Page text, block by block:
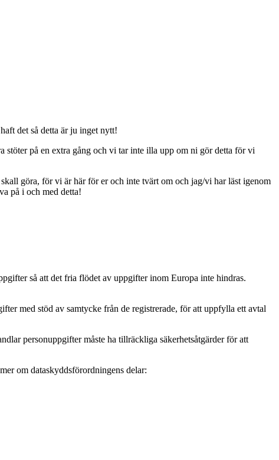
det så detta är ju inget nytt!
på en extra gång och vi tar inte illa upp om ni gör detta för vi
göra, för vi är här för er och inte tvärt om och jag/vi har läst igenom
på i och med detta!
så att det fria flödet av uppgifter inom Europa inte hindras.
med stöd av samtycke från de registrerade, för att uppfylla ett avtal
personuppgifter måste ha tillräckliga säkerhetsåtgärder för att
om dataskyddsförordningens delar: